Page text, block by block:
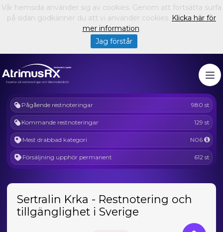
Pågående restnoteringar 980 st
Kommande restnoteringar 129 st
Mest drabbad kategori N06
Försäljning upphör permanent 612 st
Sertralin Krka - Restnotering och
tillgänglighet i Sverige
Vår hemsida använder sig av cookies. Genom att fortsätta surfa
på sidan godkänner du att vi använder cookies. Klicka här för
mer information.
Jag förstår